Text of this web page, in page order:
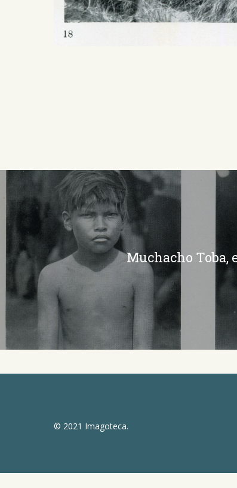
Muchacho Toba,
© 2021 Imagoteca.